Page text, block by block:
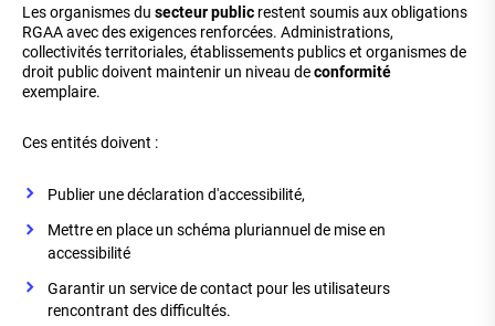
Les organismes du secteur public restent soumis aux obligations
RGAA avec des exigences renforcées. Administrations,
collectivités territoriales, établissements publics et organismes de
droit public doivent maintenir un niveau deconformité
exemplaire.
Ces entités doivent :
Publier une déclaration d'accessibilité,
Mettre en place un schéma pluriannuel de mise en
accessibilité
Garantir un service de contact pour les utilisateurs
rencontrant des difficultés.